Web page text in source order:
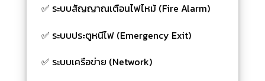
✅ ระบบสัญญาณเตือนไฟไหม้ (Fire Alarm)
✅ ระบบประตูหนีไฟ (Emergency Exit)
✅ ระบบเครือข่าย (Network)